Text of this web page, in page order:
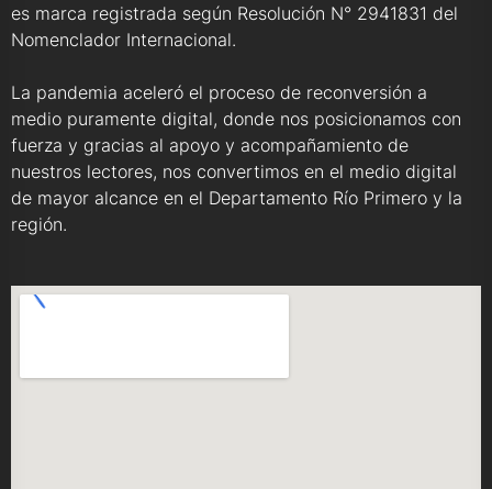
es marca registrada según Resolución N° 2941831 del
Nomenclador Internacional.
La pandemia aceleró el proceso de reconversión a
medio puramente digital, donde nos posicionamos con
fuerza y gracias al apoyo y acompañamiento de
nuestros lectores, nos convertimos en el medio digital
de mayor alcance en el Departamento Río Primero y la
región.